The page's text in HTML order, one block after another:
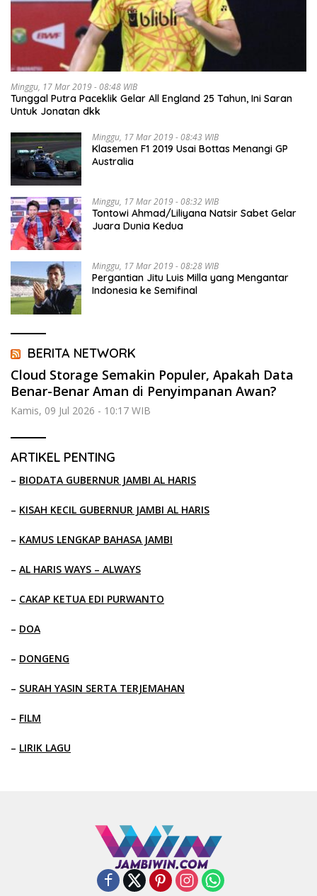
Minggu, 17 Mar 2019 - 08:48 WIB
Tunggal Putra Paceklik Gelar All England 25 Tahun, Ini Saran
Untuk Jonatan dkk
Minggu, 17 Mar 2019 - 08:43 WIB
Klasemen F1 2019 Usai Bottas Menangi GP
Australia
Minggu, 17 Mar 2019 - 08:32 WIB
Tontowi Ahmad/Liliyana Natsir Sabet Gelar
Juara Dunia Kedua
Minggu, 17 Mar 2019 - 08:28 WIB
Pergantian Jitu Luis Milla yang Mengantar
Indonesia ke Semifinal
BERITA NETWORK
Cloud Storage Semakin Populer, Apakah Data
Benar-Benar Aman di Penyimpanan Awan?
Kamis, 09 Jul 2026 - 10:17 WIB
ARTIKEL PENTING
– BIODATA GUBERNUR JAMBI AL HARIS
– KISAH KECIL GUBERNUR JAMBI AL HARIS
– KAMUS LENGKAP BAHASA JAMBI
– AL HARIS WAYS – ALWAYS
– CAKAP KETUA EDI PURWANTO
– DOA
– DONGENG
– SURAH YASIN SERTA TERJEMAHAN
– FILM
– LIRIK LAGU